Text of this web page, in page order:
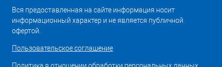
Вся предоставленная на сайте информация носит
информационный характер и не является публичной
офертой.
Пользовательское соглашение